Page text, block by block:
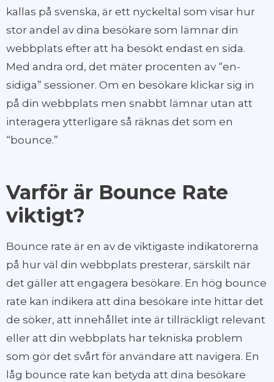
kallas på svenska, är ett nyckeltal som visar hur
stor andel av dina besökare som lämnar din
webbplats efter att ha besökt endast en sida.
Med andra ord, det mäter procenten av “en-
sidiga” sessioner. Om en besökare klickar sig in
på din webbplats men snabbt lämnar utan att
interagera ytterligare så räknas det som en
“bounce.”
Varför är Bounce Rate
viktigt?
Bounce rate är en av de viktigaste indikatorerna
på hur väl din webbplats presterar, särskilt när
det gäller att engagera besökare. En hög bounce
rate kan indikera att dina besökare inte hittar det
de söker, att innehållet inte är tillräckligt relevant
eller att din webbplats har tekniska problem
som gör det svårt för användare att navigera. En
låg bounce rate kan betyda att dina besökare